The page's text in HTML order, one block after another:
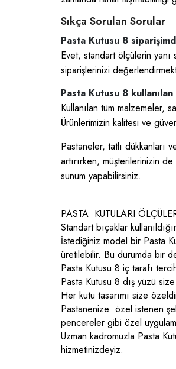
Sıkça Sorulan Sorular
Pasta Kutusu 8
Evet, standart ölçülerin
siparişlerinizi
Pasta Kutusu 8
Kullanılan tüm malzemeler,
Ürünlerimizin kalitesi ve
Pastaneler, tatlı dükkanları
artırırken, müşterilerinizin
sunum yapabilirsiniz.
PASTA KUTULARI
Standart bıçaklar
İstediğiniz model bir Pasta
üretilebilir. Bu durumda bir
Pasta Kutusu 8 iç tarafı
Pasta Kutusu 8 dış yüzü
Her kutu tasarımı size
Pastanenize özel istenen
pencereler gibi özel
Uzman kadromuzla Pasta
hizmetinizdeyiz.